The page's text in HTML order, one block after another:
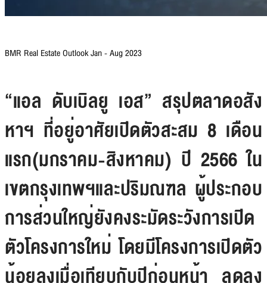
BMR Real Estate Outlook Jan - Aug 2023
“แอล ดับเบิลยู เอส” สรุปตลาดอสัง
หาฯ ที่อยู่อาศัยเปิดตัวสะสม 8 เดือน
แรก(มกราคม-สิงหาคม) ปี 2566 ใน
เขตกรุงเทพฯและปริมณฑล ผู้ประกอบ
การส่วนใหญ่ยังคงระมัดระวังการเปิด
ตัวโครงการใหม่ โดยมีโครงการเปิดตัว